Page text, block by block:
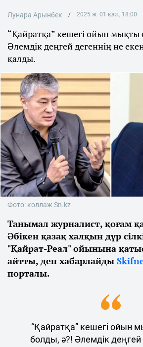
Лунара Арынбек 2025 ж. 01 қаз., 18:00
“Қайратқа” кешегі ойын мықты
Әлемдік деңгей дегеннің не
қалды.
Фото: коллаж Sn.kz
Танымал журналист, қоғам
Әбікен қазақ халқын дүр
"Қайрат-Реал" ойынына
айтты, деп хабарлайды
порталы.
“Қайратқа” кешегі ойын
болды, ә?! Әлемдік деңгей